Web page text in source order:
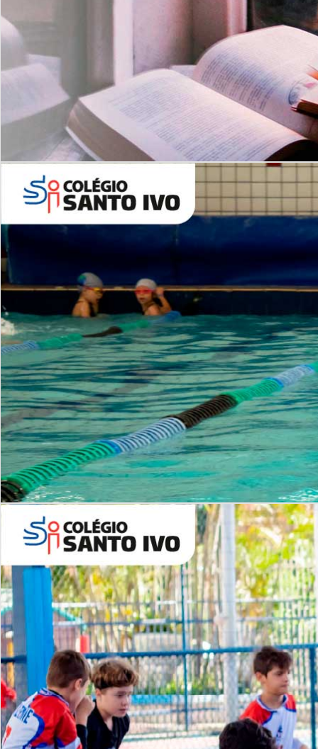
Leituras Literárias
Período Integral | Saiba mais
6º AO 9º ANO FUNDAMENTAL
Inglês: Turmas Reduzidas
(Proficiência)
ALUNOS NOVOS
Entre em Contato
INSTITUCIONAL
Lista de vídeos
NOSSOCANAL